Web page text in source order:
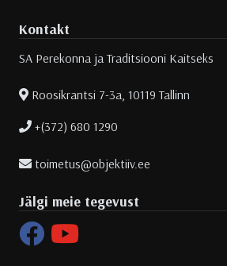
Kontakt
SA Perekonna ja Traditsiooni Kaitseks
Roosikrantsi 7-3a, 10119 Tallinn
+(372) 680 1290
toimetus@objektiiv.ee
Jälgi meie tegevust